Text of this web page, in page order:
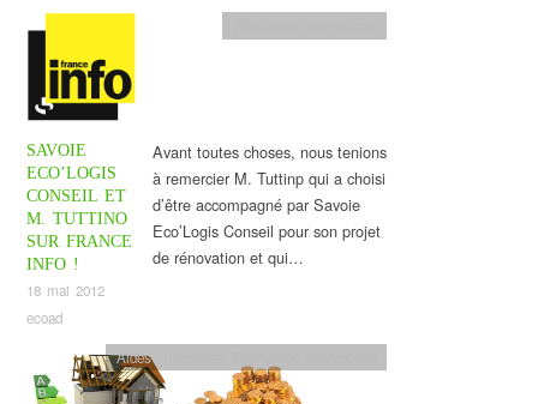
SAVOIE
ECO’LOGIS
CONSEIL ET
M. TUTTINO
SUR FRANCE
INFO !
18 mai 2012
ecoad
Avant toutes choses, nous tenions
à remercier M. Tuttinp qui a choisi
d’être accompagné par Savoie
Eco’Logis Conseil pour son projet
de rénovation et qui…
Aides financières